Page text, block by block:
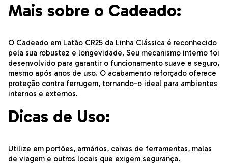
Mais sobre o Cadeado:
O Cadeado em Latão CR25 da Linha Clássica é reconhecido
pela sua robustez e longevidade. Seu mecanismo interno foi
desenvolvido para garantir o funcionamento suave e seguro,
mesmo após anos de uso. O acabamento reforçado oferece
proteção contra ferrugem, tornando-o ideal para ambientes
internos e externos.
Dicas de Uso:
Utilize em portões, armários, caixas de ferramentas, malas
de viagem e outros locais que exigem segurança.